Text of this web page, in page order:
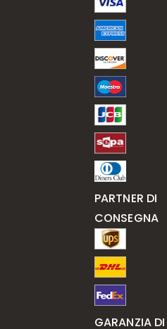
PARTNER DI
CONSEGNA
GARANZIA DI